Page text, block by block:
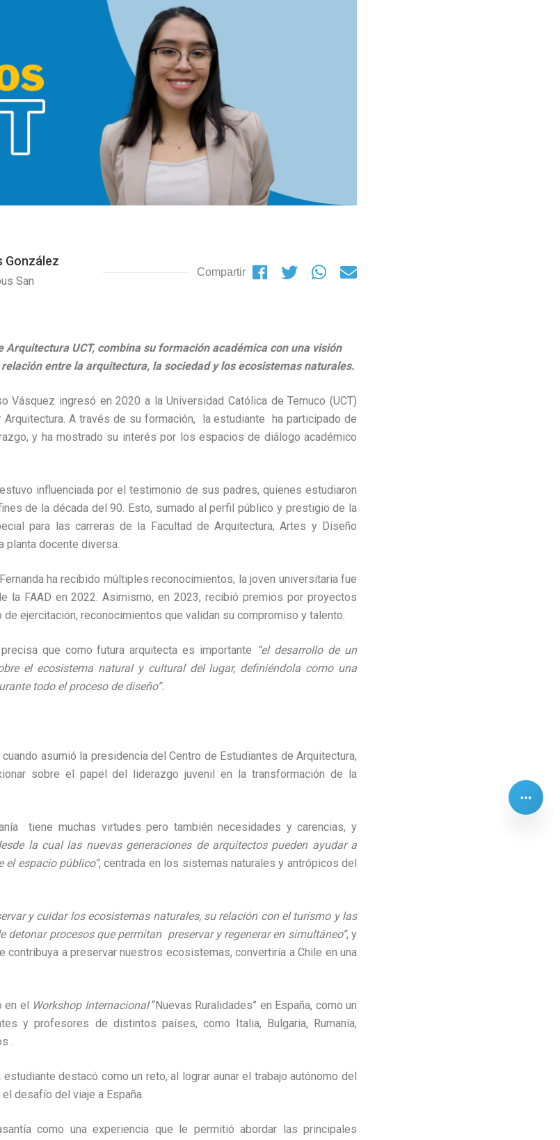
González
San
Compartir
Arquitectura UCT, combina su formación académica con una visión
entre la arquitectura, la sociedad y los ecosistemas naturales.
Vásquez ingresó en 2020 a la Universidad Católica de Temuco (UCT)
Arquitectura. A través de su formación, la estudiante ha participado de
y ha mostrado su interés por los espacios de diálogo académico
influenciada por el testimonio de sus padres, quienes estudiaron
de la década del 90. Esto, sumado al perfil público y prestigio de la
para las carreras de la Facultad de Arquitectura, Artes y Diseño
planta docente diversa.
ha recibido múltiples reconocimientos, la joven universitaria fue
la FAAD en 2022. Asimismo, en 2023, recibió premios por proyectos
ejercitación, reconocimientos que validan su compromiso y talento.
que como futura arquitecta es importante “el desarrollo de un
el ecosistema natural y cultural del lugar, definiéndola como una
todo el proceso de diseño”.
asumió la presidencia del Centro de Estudiantes de Arquitectura,
sobre el papel del liderazgo juvenil en la transformación de la
tiene muchas virtudes pero también necesidades y carencias, y
la cual las nuevas generaciones de arquitectos pueden ayudar a
el espacio público”, centrada en los sistemas naturales y antrópicos del
y cuidar los ecosistemas naturales, su relación con el turismo y las
detonar procesos que permitan preservar y regenerar en simultáneo”, y
contribuya a preservar nuestros ecosistemas, convertiría a Chile en una
el Workshop Internacional“Nuevas Ruralidades” en España, como un
y profesores de distintos países, como Italia, Bulgaria, Rumanía,
.
estudiante destacó comoun reto, al lograr aunar el trabajo autónomo del
desafío del viaje a España.
como una experiencia que le permitió abordar las principales